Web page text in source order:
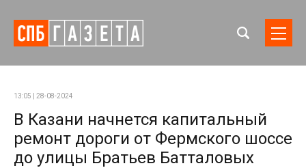
13:05 | 28-08-2024
В Казани начнется капитальный
ремонт дороги от Фермского шоссе
до улицы Братьев Батталовых